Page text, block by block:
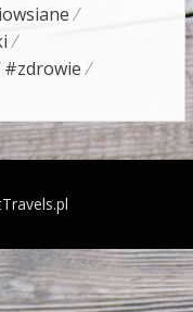
#zdrowie